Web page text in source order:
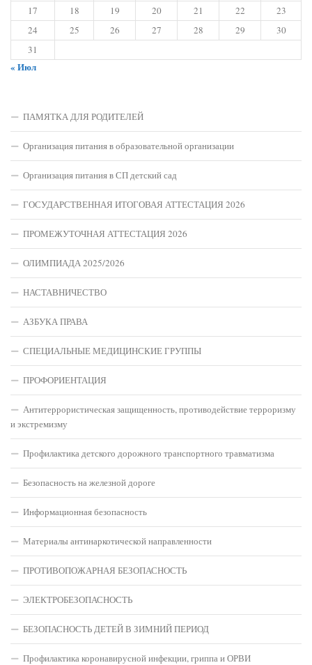
17
18 19 20 21 22
23
24
25 26 27 28 29
30
31
« Июл
ПАМЯТКА ДЛЯ РОДИТЕЛЕЙ
Организация питания в образовательной организации
Организация питания в СП детский сад
ГОСУДАРСТВЕННАЯ ИТОГОВАЯ АТТЕСТАЦИЯ 2026
ПРОМЕЖУТОЧНАЯ АТТЕСТАЦИЯ 2026
ОЛИМПИАДА 2025/2026
НАСТАВНИЧЕСТВО
АЗБУКА ПРАВА
СПЕЦИАЛЬНЫЕ МЕДИЦИНСКИЕ ГРУППЫ
ПРОФОРИЕНТАЦИЯ
Антитеррористическая защищенность, противодействие терроризму
и экстремизму
Профилактика детского дорожного транспортного травматизма
Безопасность на железной дороге
Информационная безопасность
Материалы антинаркотической направленности
ПРОТИВОПОЖАРНАЯ БЕЗОПАСНОСТЬ
ЭЛЕКТРОБЕЗОПАСНОСТЬ
БЕЗОПАСНОСТЬ ДЕТЕЙ В ЗИМНИЙ ПЕРИОД
Профилактика коронавирусной инфекции, гриппа и ОРВИ